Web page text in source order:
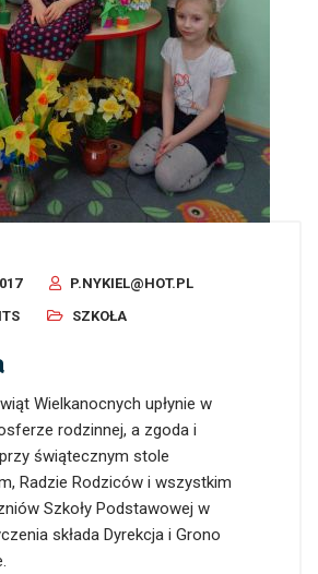
P.NYKIEL@HOT.PL
SZKOŁA
Wielkanocnych upłynie w
rodzinnej, a zgoda i
świątecznym stole
Radzie Rodziców i wszystkim
Szkoły Podstawowej w
składa Dyrekcja i Grono